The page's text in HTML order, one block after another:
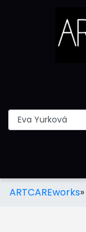
ARTCAREworks»